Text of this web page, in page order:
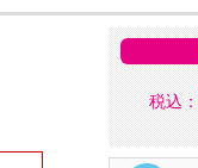
税込：